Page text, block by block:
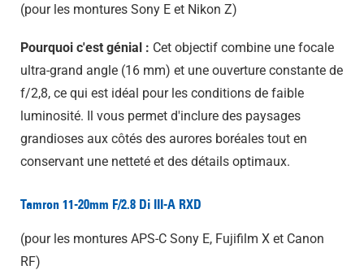
(pour les montures Sony E et Nikon Z)
Pourquoi c'est génial : Cet objectif combine une focale
ultra-grand angle (16 mm) et une ouverture constante de
f/2,8, ce qui est idéal pour les conditions de faible
luminosité. Il vous permet d'inclure des paysages
grandioses aux côtés des aurores boréales tout en
conservant une netteté et des détails optimaux.
Tamron 11-20mm F/2.8 Di III-A RXD
(pour les montures APS-C Sony E, Fujifilm X et Canon
RF)